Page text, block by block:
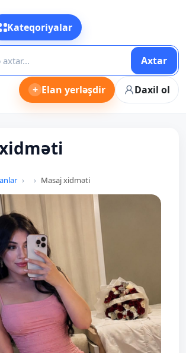
Kateqoriyalar
Axtar
+ Elan yerləşdir Daxil ol
Masaj xidməti